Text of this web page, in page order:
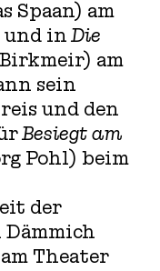
Spaan) am
und inDie
Birkmeir) am
sein
und den
Besiegt am
Pohl) beim
der
Dämmich
Theater